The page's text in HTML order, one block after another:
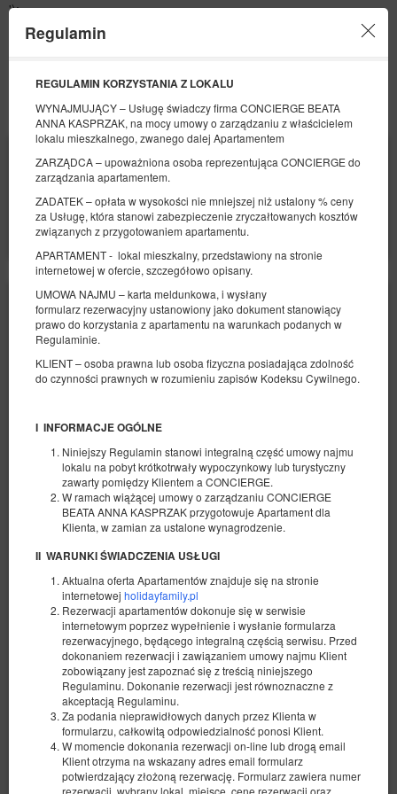
Regulamin
REGULAMIN KORZYSTANIA Z LOKALU
WYNAJMUJĄCY – Usługę świadczy firma CONCIERGE BEATA
ANNA KASPRZAK, na mocy umowy o zarządzaniu z właścicielem
lokalu mieszkalnego, zwanego dalej Apartamentem
ZARZĄDCA – upoważniona osoba reprezentująca CONCIERGE do
zarządzania apartamentem.
ZADATEK – opłata w wysokości nie mniejszej niż ustalony % ceny
za Usługę, która stanowi zabezpieczenie zryczałtowanych kosztów
związanych z przygotowaniem apartamentu.
APARTAMENT - lokal mieszkalny, przedstawiony na stronie
internetowej w ofercie, szczegółowo opisany.
UMOWA NAJMU – karta meldunkowa, i wysłany
formularz rezerwacyjny ustanowiony jako dokument stanowiący
prawo do korzystania z apartamentu na warunkach podanych w
Regulaminie.
KLIENT – osoba prawna lub osoba fizyczna posiadająca zdolność
do czynności prawnych w rozumieniu zapisów Kodeksu Cywilnego.
I INFORMACJE OGÓLNE
Niniejszy Regulamin stanowi integralną część umowy najmu
lokalu na pobyt krótkotrwały wypoczynkowy lub turystyczny
zawarty pomiędzy Klientem a CONCIERGE.
W ramach wiążącej umowy o zarządzaniu CONCIERGE
BEATA ANNA KASPRZAK przygotowuje Apartament dla
Klienta, w zamian za ustalone wynagrodzenie.
II WARUNKI ŚWIADCZENIA USŁUGI
Aktualna oferta Apartamentów znajduje się na stronie
internetowej holidayfamily.pl
Rezerwacji apartamentów dokonuje się w serwisie
internetowym poprzez wypełnienie i wysłanie formularza
rezerwacyjnego, będącego integralną częścią serwisu. Przed
dokonaniem rezerwacji i zawiązaniem umowy najmu Klient
zobowiązany jest zapoznać się z treścią niniejszego
Regulaminu. Dokonanie rezerwacji jest równoznaczne z
akceptacją Regulaminu.
Za podania nieprawidłowych danych przez Klienta w
formularzu, całkowitą odpowiedzialność ponosi Klient.
W momencie dokonania rezerwacji on-line lub drogą email
Klient otrzyma na wskazany adres email formularz
potwierdzający złożoną rezerwację. Formularz zawiera numer
rezerwacji, wybrany lokal, miejsce, cenę rezerwacji oraz
');
OFERTA PROMOCJE
09
SIERPNIA
2026
KONIEC
11
SIERPNIA
LICZBA OSÓB
FILTRY